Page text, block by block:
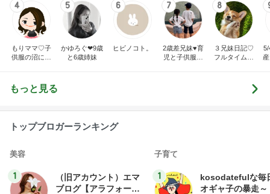
4
もりママ♡子
供服の沼にハ
5
かゆろぐ‪‪❤︎‬9歳
と6歳姉妹
6
ヒビノコト。
7
2歳差兄妹♥︎育
児と子供服ブ
8
３兄妹日記♡
フルタイムワ
もっと見る
トップブロガーランキング
美容
1
（旧アカウント）エマ
ブログ【アラフォー会
子育て
1
kosodatefulな毎
オギャ子の暴走～